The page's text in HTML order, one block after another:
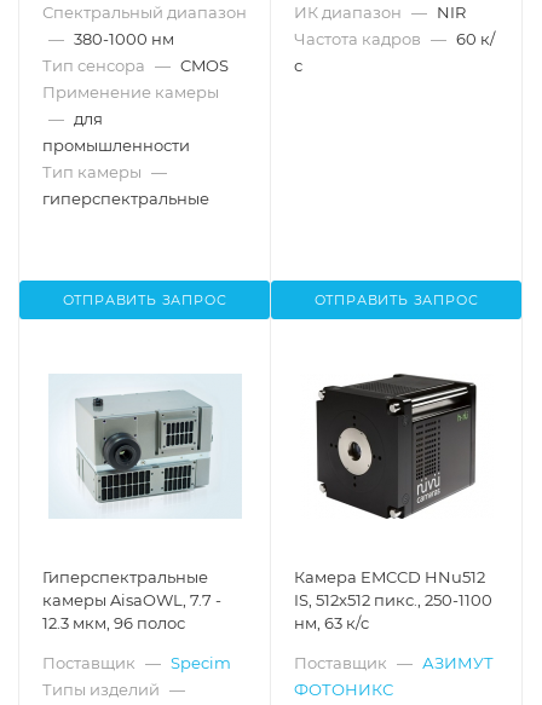
Спектральный диапазон
— 380-1000 нм
Тип сенсора — CMOS
Применение камеры
— для
промышленности
Тип камеры —
гиперспектральные
ОТПРАВИТЬ ЗАПРОС
ИК диапазон — NIR
Частота кадров — 60 к/
с
ОТПРАВИТЬ ЗАПРОС
Гиперспектральные
камеры AisaOWL, 7.7 -
12.3 мкм, 96 полос
Поставщик — Specim
Типы изделий —
Камера EMCCD HNu512
IS, 512x512 пикс., 250-1100
нм, 63 к/c
Поставщик — АЗИМУТ
ФОТОНИКС